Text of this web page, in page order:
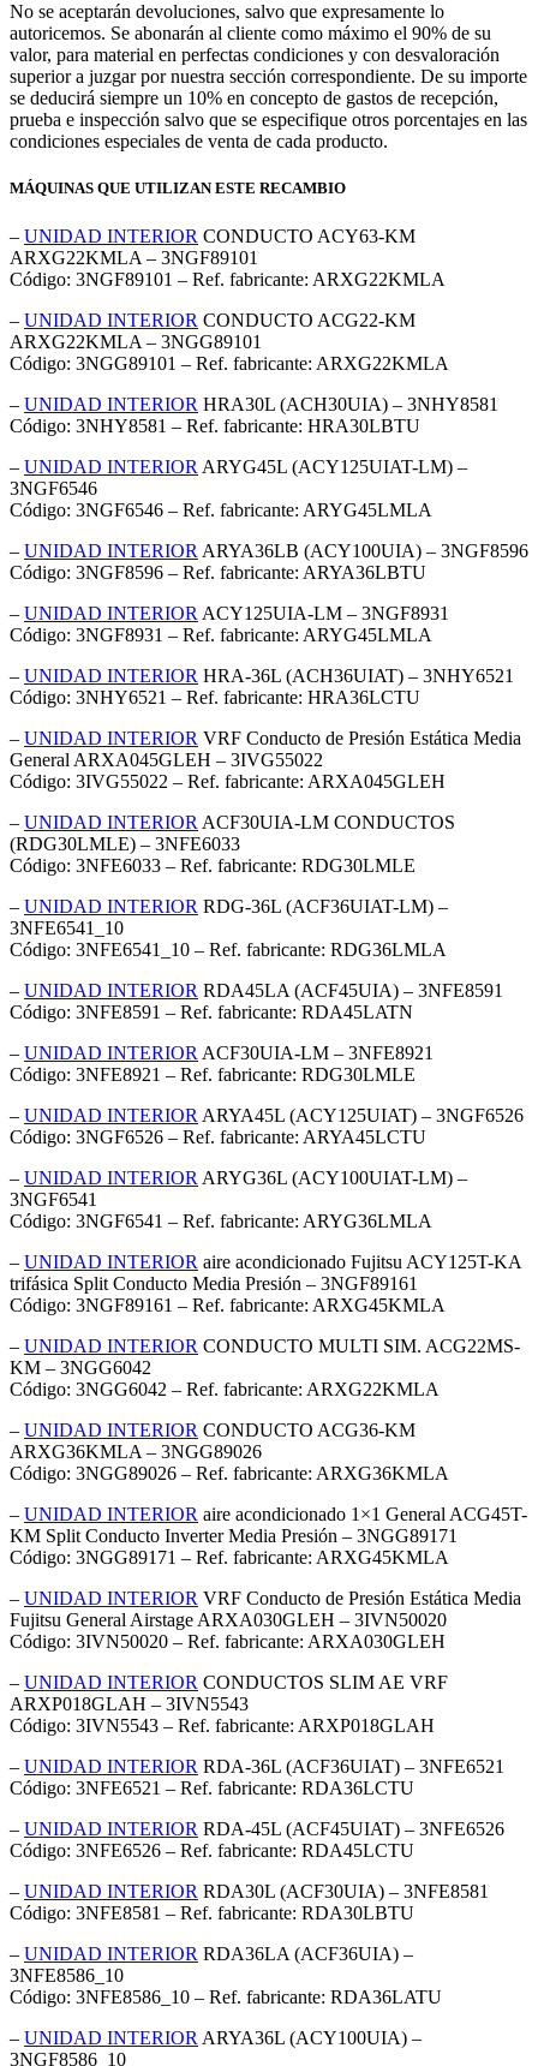
No se aceptarán devoluciones, salvo que expresamente lo
autoricemos. Se abonarán al cliente como máximo el 90% de su
valor, para material en perfectas condiciones y con desvaloración
superior a juzgar por nuestra sección correspondiente. De su importe
se deducirá siempre un 10% en concepto de gastos de recepción,
prueba e inspección salvo que se especifique otros porcentajes en las
condiciones especiales de venta de cada producto.
MÁQUINAS QUE UTILIZAN ESTE RECAMBIO
– UNIDAD INTERIOR CONDUCTO ACY63-KM
ARXG22KMLA – 3NGF89101
Código: 3NGF89101 – Ref. fabricante: ARXG22KMLA
– UNIDAD INTERIOR CONDUCTO ACG22-KM
ARXG22KMLA – 3NGG89101
Código: 3NGG89101 – Ref. fabricante: ARXG22KMLA
– UNIDAD INTERIOR HRA30L (ACH30UIA) – 3NHY8581
Código: 3NHY8581 – Ref. fabricante: HRA30LBTU
– UNIDAD INTERIOR ARYG45L (ACY125UIAT-LM) –
3NGF6546
Código: 3NGF6546 – Ref. fabricante: ARYG45LMLA
– UNIDAD INTERIOR ARYA36LB (ACY100UIA) – 3NGF8596
Código: 3NGF8596 – Ref. fabricante: ARYA36LBTU
– UNIDAD INTERIOR ACY125UIA-LM – 3NGF8931
Código: 3NGF8931 – Ref. fabricante: ARYG45LMLA
– UNIDAD INTERIOR HRA-36L (ACH36UIAT) – 3NHY6521
Código: 3NHY6521 – Ref. fabricante: HRA36LCTU
– UNIDAD INTERIOR VRF Conducto de Presión Estática Media
General ARXA045GLEH – 3IVG55022
Código: 3IVG55022 – Ref. fabricante: ARXA045GLEH
– UNIDAD INTERIOR ACF30UIA-LM CONDUCTOS
(RDG30LMLE) – 3NFE6033
Código: 3NFE6033 – Ref. fabricante: RDG30LMLE
– UNIDAD INTERIOR RDG-36L (ACF36UIAT-LM) –
3NFE6541_10
Código: 3NFE6541_10 – Ref. fabricante: RDG36LMLA
– UNIDAD INTERIOR RDA45LA (ACF45UIA) – 3NFE8591
Código: 3NFE8591 – Ref. fabricante: RDA45LATN
– UNIDAD INTERIOR ACF30UIA-LM – 3NFE8921
Código: 3NFE8921 – Ref. fabricante: RDG30LMLE
– UNIDAD INTERIOR ARYA45L (ACY125UIAT) – 3NGF6526
Código: 3NGF6526 – Ref. fabricante: ARYA45LCTU
– UNIDAD INTERIOR ARYG36L (ACY100UIAT-LM) –
3NGF6541
Código: 3NGF6541 – Ref. fabricante: ARYG36LMLA
– UNIDAD INTERIOR aire acondicionado Fujitsu ACY125T-KA
trifásica Split Conducto Media Presión – 3NGF89161
Código: 3NGF89161 – Ref. fabricante: ARXG45KMLA
– UNIDAD INTERIOR CONDUCTO MULTI SIM. ACG22MS-
KM – 3NGG6042
Código: 3NGG6042 – Ref. fabricante: ARXG22KMLA
– UNIDAD INTERIOR CONDUCTO ACG36-KM
ARXG36KMLA – 3NGG89026
Código: 3NGG89026 – Ref. fabricante: ARXG36KMLA
– UNIDAD INTERIOR aire acondicionado 1×1 General ACG45T-
KM Split Conducto Inverter Media Presión – 3NGG89171
Código: 3NGG89171 – Ref. fabricante: ARXG45KMLA
– UNIDAD INTERIOR VRF Conducto de Presión Estática Media
Fujitsu General Airstage ARXA030GLEH – 3IVN50020
Código: 3IVN50020 – Ref. fabricante: ARXA030GLEH
– UNIDAD INTERIOR CONDUCTOS SLIM AE VRF
ARXP018GLAH – 3IVN5543
Código: 3IVN5543 – Ref. fabricante: ARXP018GLAH
– UNIDAD INTERIOR RDA-36L (ACF36UIAT) – 3NFE6521
Código: 3NFE6521 – Ref. fabricante: RDA36LCTU
– UNIDAD INTERIOR RDA-45L (ACF45UIAT) – 3NFE6526
Código: 3NFE6526 – Ref. fabricante: RDA45LCTU
– UNIDAD INTERIOR RDA30L (ACF30UIA) – 3NFE8581
Código: 3NFE8581 – Ref. fabricante: RDA30LBTU
– UNIDAD INTERIOR RDA36LA (ACF36UIA) –
3NFE8586_10
Código: 3NFE8586_10 – Ref. fabricante: RDA36LATU
– UNIDAD INTERIOR ARYA36L (ACY100UIA) –
3NGF8586_10